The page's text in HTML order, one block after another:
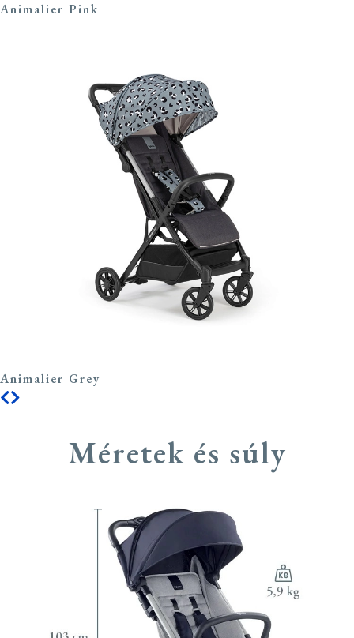
Animalier Pink
Animalier Grey
Méretek és súly